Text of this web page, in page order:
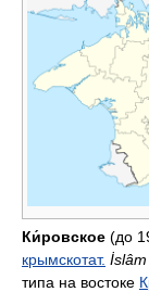
Ки́ровское (до
крымскотат.
типа на востоке